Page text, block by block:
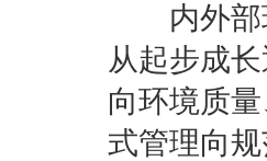
内外部环
从起步成
向环境质
式管理向